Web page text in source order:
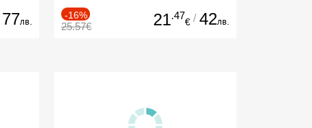
77лв.
-16%
25.57€ 21.47
€ / 42лв.